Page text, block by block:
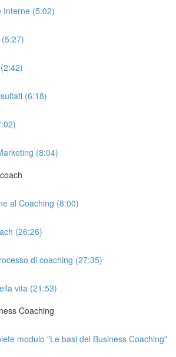
Interne (5:02)
(6:18)
(8:04)
al Coaching (8:00)
(26:26)
di coaching (27:35)
vita (21:53)
Coaching
modulo "Le basi del Business Coaching"